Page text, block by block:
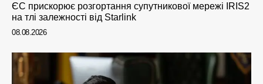
ЄС прискорює розгортання супутникової мережі IRIS2
на тлі залежності від Starlink
08.08.2026